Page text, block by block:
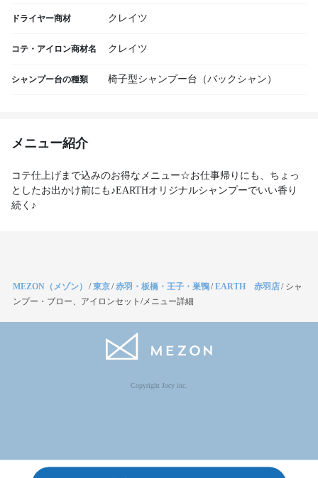
ドライヤー商材 クレイツ
コテ・アイロン商材名 クレイツ
シャンプー台の種類 椅子型シャンプー台（バックシャン）
メニュー紹介
コテ仕上げまで込みのお得なメニュー☆お仕事帰りにも、ちょっ
としたお出かけ前にも♪EARTHオリジナルシャンプーでいい香り
続く♪
MEZON（メゾン） /東京/赤羽・板橋・王子・巣鴨/EARTH 赤羽店/ シャ
ンプー・ブロー、アイロンセット/メニュー詳細
Copyright Jocy inc.